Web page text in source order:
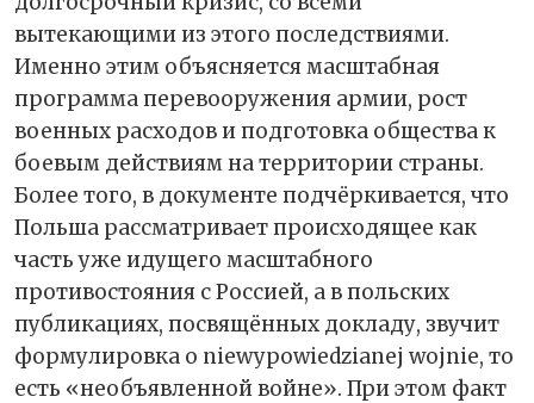
вытекающими из этого последствиями.
Именно этим объясняется масштабная
программа перевооружения армии, рост
военных расходов и подготовка общества к
боевым действиям на территории страны.
Более того, в документе подчёркивается, что
Польша рассматривает происходящее как
часть уже идущего масштабного
противостояния с Россией, а в польских
публикациях, посвящённых докладу, звучит
формулировка о niewypowiedzianej wojnie, то
есть «необъявленной войне». При этом факт